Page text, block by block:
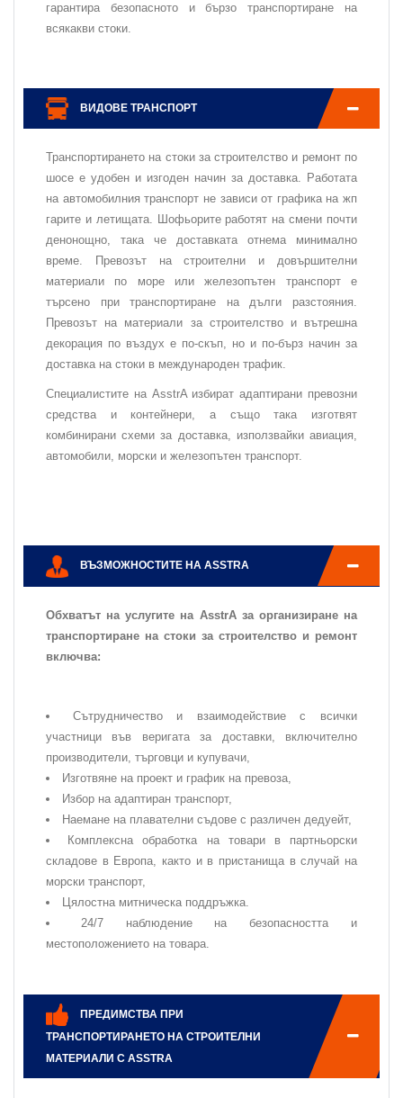
гарантира безопасното и бързо транспортиране на
всякакви стоки.
ВИДОВЕ ТРАНСПОРТ
Транспортирането на стоки за строителство и ремонт по
шосе е удобен и изгоден начин за доставка. Работата
на автомобилния транспорт не зависи от графика на жп
гарите и летищата. Шофьорите работят на смени почти
денонощно, така че доставката отнема минимално
време. Превозът на строителни и довършителни
материали по море или железопътен транспорт е
търсено при транспортиране на дълги разстояния.
Превозът на материали за строителство и вътрешна
декорация по въздух е по-скъп, но и по-бърз начин за
доставка на стоки в международен трафик.
Специалистите на AsstrA избират адаптирани превозни
средства и контейнери, а също така изготвят
комбинирани схеми за доставка, използвайки авиация,
автомобили, морски и железопътен транспорт.
ВЪЗМОЖНОСТИТЕ НА ASSTRA
Обхватът на услугите на AsstrA за организиране на
транспортиране на стоки за строителство и ремонт
включва:
Сътрудничество и взаимодействие с всички
участници във веригата за доставки, включително
производители, търговци и купувачи,
Изготвяне на проект и график на превоза,
Избор на адаптиран транспорт,
Наемане на плавателни съдове с различен дедуейт,
Комплексна обработка на товари в партньорски
складове в Европа, както и в пристанища в случай на
морски транспорт,
Цялостна митническа поддръжка.
24/7 наблюдение на безопасността и
местоположението на товара.
ПРЕДИМСТВА ПРИ
ТРАНСПОРТИРАНЕТО НА СТРОИТЕЛНИ
МАТЕРИАЛИ С ASSTRA